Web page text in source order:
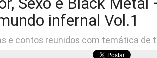
infernal Vol.1
e contos reunidos com temática de